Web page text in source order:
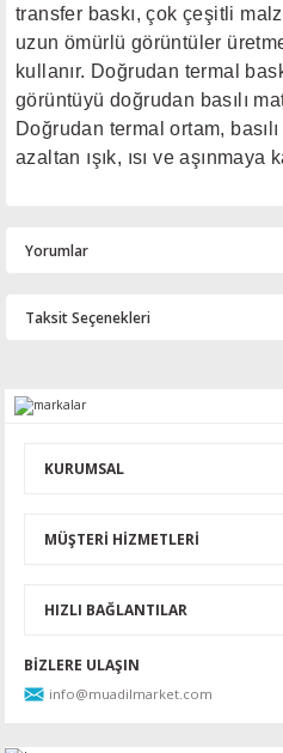
transfer baskı, çok çeşitli
uzun ömürlü görüntüler
kullanır. Doğrudan termal
görüntüyü doğrudan basılı
Doğrudan termal ortam,
azaltan ışık, ısı ve aşınmaya
Yorumlar
Taksit Seçenekleri
KURUMSAL
MÜŞTERİ HİZMETLERİ
HIZLI BAĞLANTILAR
BİZLERE ULAŞIN
info@muadilmarket.com